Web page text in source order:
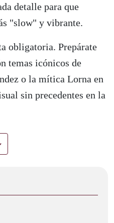
detalle para que
"slow" y vibrante.
obligatoria. Prepárate
temas icónicos de
o la mítica Lorna en
sin precedentes en la